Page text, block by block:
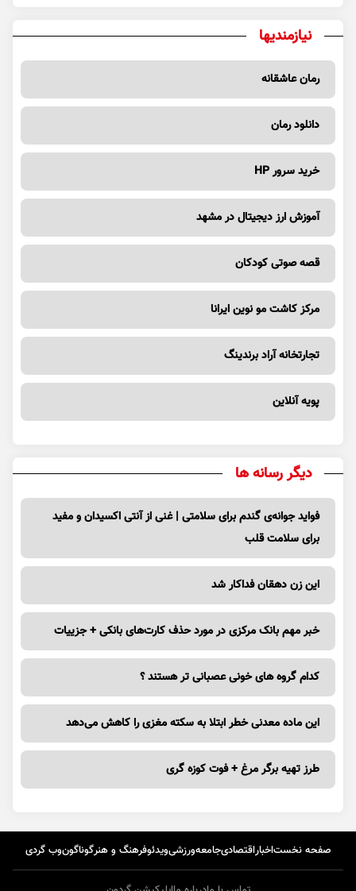
نیازمندیها
رمان عاشقانه
دانلود رمان
خرید سرور HP
آموزش ارز دیجیتال در مشهد
قصه صوتی کودکان
مرکز کاشت مو نوین ایرانا
تجارتخانه آراد برندینگ
پویه آنلاین
دیگر رسانه ها
فواید جوانه‌ی گندم برای سلامتی | غنی از آنتی اکسیدان و مفید
برای سلامت قلب
این زن دهقان فداکار شد
خبر مهم بانک مرکزی در مورد حذف کارت‌های بانکی + جزییات
کدام گروه های خونی عصبانی تر هستند ؟
این ماده معدنی خطر ابتلا به سکته مغزی را کاهش می‌دهد
طرز تهیه برگر مرغ + فوت کوزه گری
صفحه نخستاخباراقتصادیجامعهورزشیویدئوفرهنگ و هنرگوناگونوب گردی